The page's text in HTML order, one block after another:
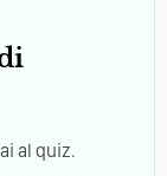
al quiz.